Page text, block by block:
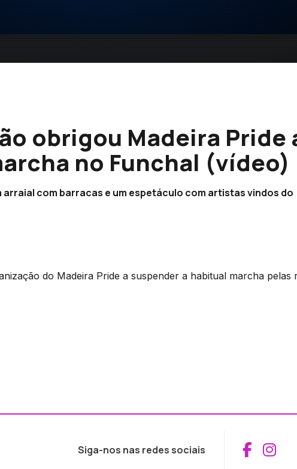
obrigou Madeira Pride
no Funchal (vídeo)
arraial com barracas e um espetáculo com artistas vindos do
do Madeira Pride a suspender a habitual marcha pelas
Siga-nos nas redes sociais